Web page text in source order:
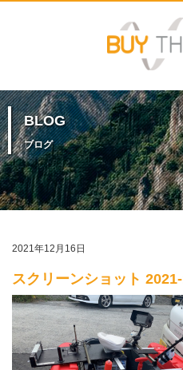
BLOG
ブログ
2021年12月16日
スクリーンショット